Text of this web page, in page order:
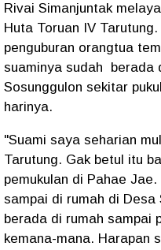
Rivai Simanjuntak
Huta Toruan IV
penguburan orangtua
suaminya sudah berada
Sosunggulon sekitar
harinya.
"Suami saya seharian
Tarutung. Gak betul itu
pemukulan di Pahae
sampai di rumah di Desa
berada di rumah sampai
kemana-mana. Harapan